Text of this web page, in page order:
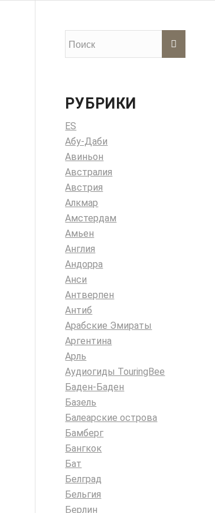
РУБРИКИ
ES
Абу-Даби
Авиньон
Австралия
Австрия
Алкмар
Амстердам
Амьен
Англия
Андорра
Анси
Антверпен
Антиб
Арабские Эмираты
Аргентина
Арль
Аудиогиды TouringBee
Баден-Баден
Базель
Балеарские острова
Бамберг
Бангкок
Бат
Белград
Бельгия
Берлин